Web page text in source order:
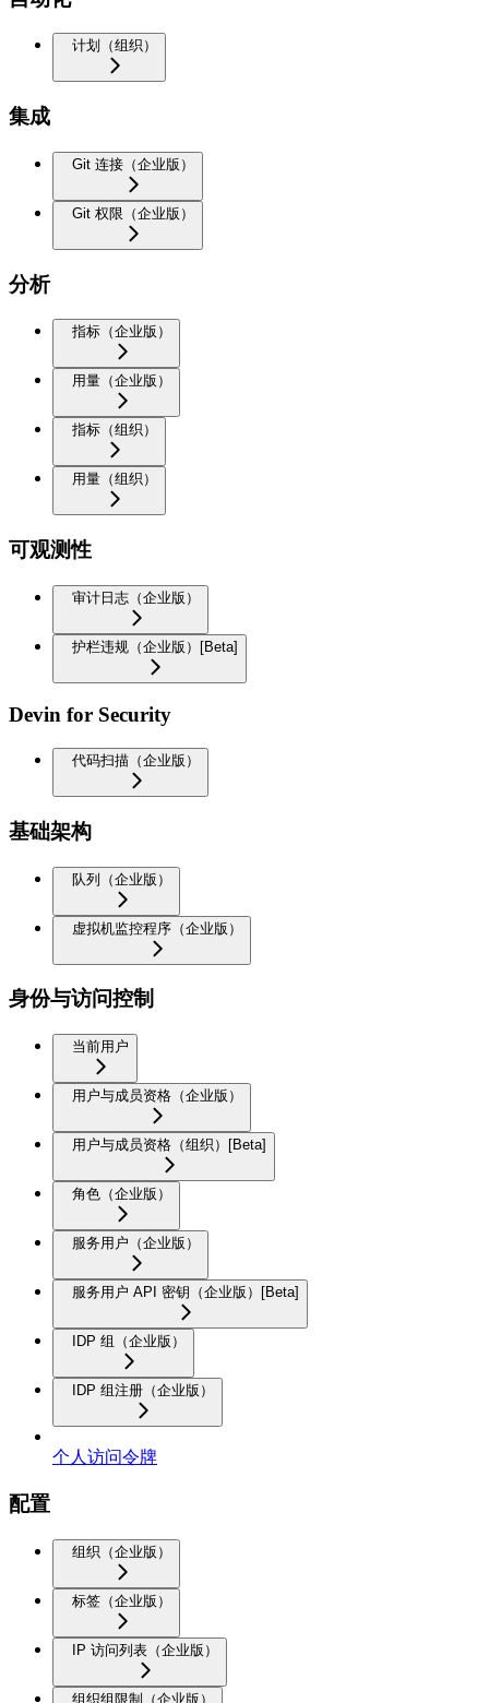
计划（组织）
集成
Git 连接（企业版）
Git 权限（企业版）
分析
指标（企业版）
用量（企业版）
指标（组织）
用量（组织）
可观测性
审计日志（企业版）
护栏违规（企业版）[Beta]
Devin for Security
代码扫描（企业版）
基础架构
队列（企业版）
虚拟机监控程序（企业版）
身份与访问控制
当前用户
用户与成员资格（企业版）
用户与成员资格（组织）[Beta]
角色（企业版）
服务用户（企业版）
服务用户 API 密钥（企业版）[Beta]
IDP 组（企业版）
IDP 组注册（企业版）
个人访问令牌
配置
组织（企业版）
标签（企业版）
IP 访问列表（企业版）
组织组限制（企业版）